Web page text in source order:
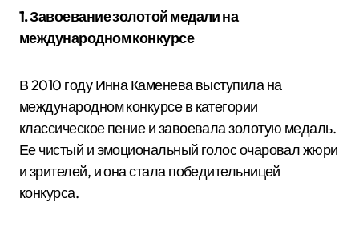
1. Завоевание золотой медали на
международном конкурсе
В 2010 году Инна Каменева выступила на
международном конкурсе в категории
классическое пение и завоевала золотую медаль.
Ее чистый и эмоциональный голос очаровал жюри
и зрителей, и она стала победительницей
конкурса.